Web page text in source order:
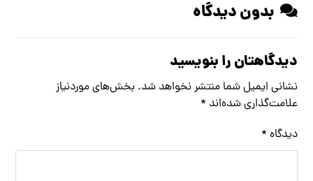
بدون دیدگاه
دیدگاهتان را بنویسید
نشانی ایمیل شما منتشر نخواهد شد. بخش‌های موردنیاز
علامت‌گذاری شده‌اند *
دیدگاه *